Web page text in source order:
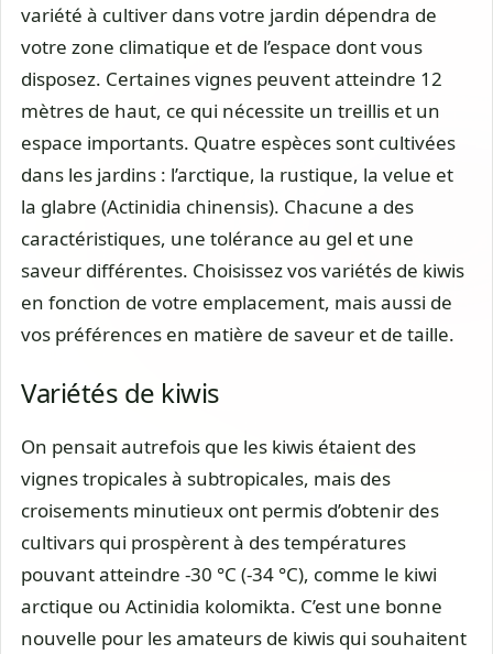
variété à cultiver dans votre jardin dépendra de
votre zone climatique et de l’espace dont vous
disposez. Certaines vignes peuvent atteindre 12
mètres de haut, ce qui nécessite un treillis et un
espace importants. Quatre espèces sont cultivées
dans les jardins : l’arctique, la rustique, la velue et
la glabre (Actinidia chinensis). Chacune a des
caractéristiques, une tolérance au gel et une
saveur différentes. Choisissez vos variétés de kiwis
en fonction de votre emplacement, mais aussi de
vos préférences en matière de saveur et de taille.
Variétés de kiwis
On pensait autrefois que les kiwis étaient des
vignes tropicales à subtropicales, mais des
croisements minutieux ont permis d’obtenir des
cultivars qui prospèrent à des températures
pouvant atteindre -30 °C (-34 °C), comme le kiwi
arctique ou Actinidia kolomikta. C’est une bonne
nouvelle pour les amateurs de kiwis qui souhaitent